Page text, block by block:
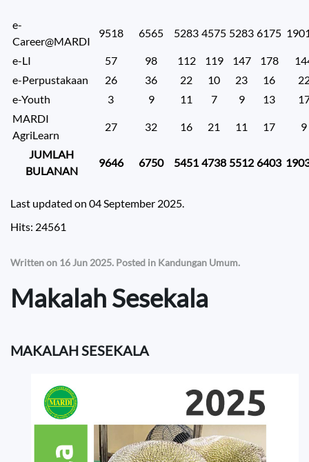
e-
Career@MARDI
9518 6565 5283 4575 5283 6175
e-LI 57 98 112 119 147 178
e-Perpustakaan
26 36 22 10 23 16
e-Youth
3 9 11 7 9 13
MARDI
AgriLearn
27 32 16 21 11 17 9
JUMLAH
BULANAN
9646 6750 5451 4738 5512 6403
Last updated on 04 September 2025.
Hits: 24561
Written on 16 Jun 2025. Posted in Kandungan Umum.
Makalah Sesekala
MAKALAH SESEKALA